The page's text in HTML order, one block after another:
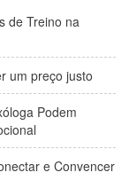
de Treino na
um preço justo
Podem
e Convencer